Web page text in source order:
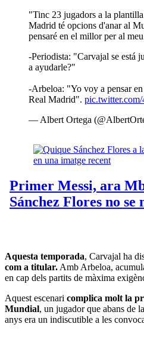
"Tinc 23 jugadors a la
Madrid té opcions d'anar al
pensaré en el millor per al
-Periodista: "Carvajal se está
a ayudarle?"
-Arbeloa: "Yo voy a pensar
Real Madrid".
— Albert Ortega
Aquesta temporada, Carvajal ha
com a titular. Amb Arbeloa,
en cap dels partits de màxima
Aquest escenari complica molt la
Mundial, un jugador que abans de
anys era un indiscutible a les